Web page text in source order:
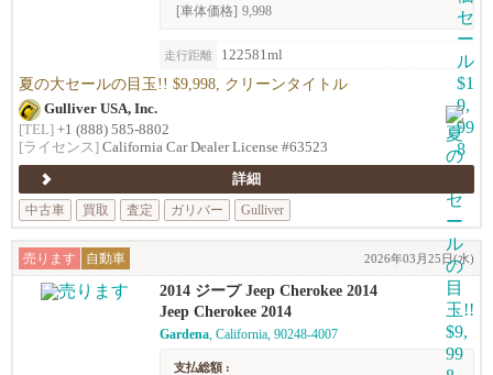
[車体価格] 9,998
走行距離 122581ml
夏の大セールの目玉!! $9,998, クリーンタイトル
Gulliver USA, Inc.
[TEL] +1 (888) 585-8802
[ライセンス] California Car Dealer License #63523
詳細
中古車
買取 査定 ガリバー Gulliver
売ります 自動車 2026年03月25日(水)
2014 ジープ Jeep Cherokee 2014
Jeep Cherokee 2014
Gardena, California, 90248-4007
支払総額 :